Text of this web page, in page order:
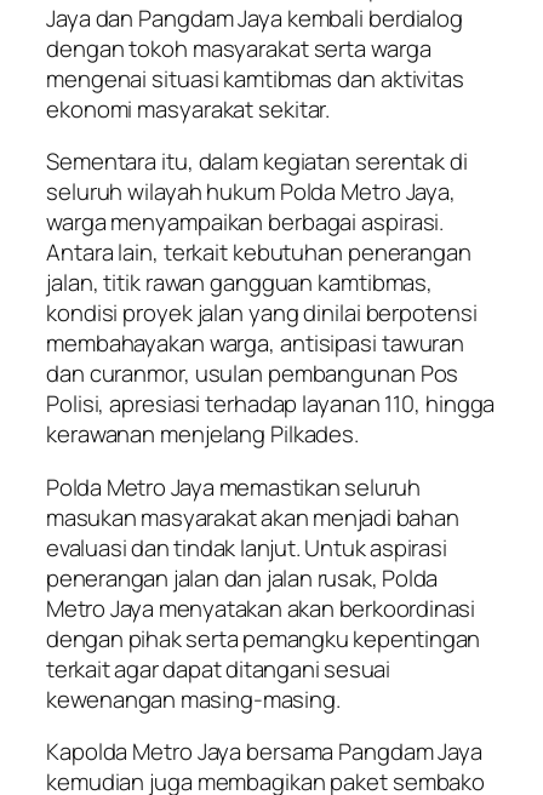
Jaya dan Pangdam Jaya kembali berdialog
dengan tokoh masyarakat serta warga
mengenai situasi kamtibmas dan aktivitas
ekonomi masyarakat sekitar.
Sementara itu, dalam kegiatan serentak di
seluruh wilayah hukum Polda Metro Jaya,
warga menyampaikan berbagai aspirasi.
Antara lain, terkait kebutuhan penerangan
jalan, titik rawan gangguan kamtibmas,
kondisi proyek jalan yang dinilai berpotensi
membahayakan warga, antisipasi tawuran
dan curanmor, usulan pembangunan Pos
Polisi, apresiasi terhadap layanan 110, hingga
kerawanan menjelang Pilkades.
Polda Metro Jaya memastikan seluruh
masukan masyarakat akan menjadi bahan
evaluasi dan tindak lanjut. Untuk aspirasi
penerangan jalan dan jalan rusak, Polda
Metro Jaya menyatakan akan berkoordinasi
dengan pihak serta pemangku kepentingan
terkait agar dapat ditangani sesuai
kewenangan masing-masing.
Kapolda Metro Jaya bersama Pangdam Jaya
kemudian juga membagikan paket sembako